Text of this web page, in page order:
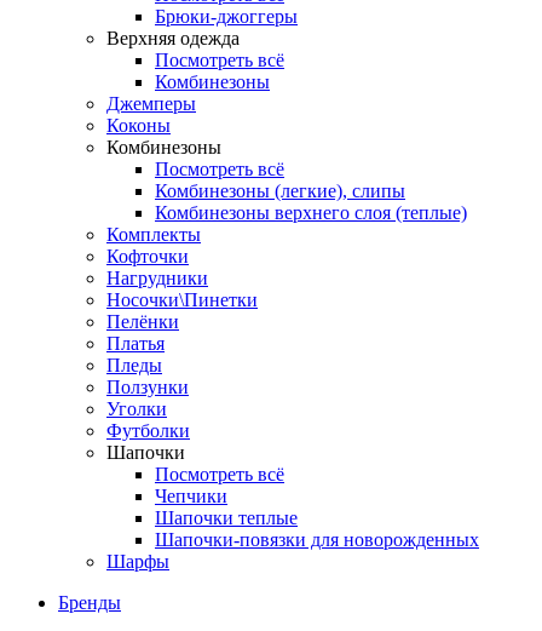
Брюки-джоггеры
Верхняя одежда
Посмотреть всё
Комбинезоны
Джемперы
Коконы
Комбинезоны
Посмотреть всё
Комбинезоны (легкие), слипы
Комбинезоны верхнего слоя (теплые)
Комплекты
Кофточки
Нагрудники
Носочки\Пинетки
Пелёнки
Платья
Пледы
Ползунки
Уголки
Футболки
Шапочки
Посмотреть всё
Чепчики
Шапочки теплые
Шапочки-повязки для новорожденных
Шарфы
Бренды